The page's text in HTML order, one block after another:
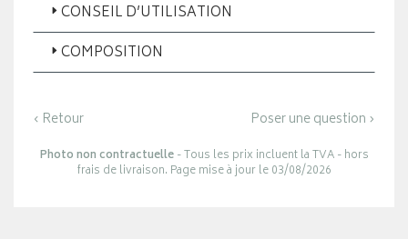
CONSEIL D’UTILISATION
COMPOSITION
‹ Retour Poser une question ›
Photo non contractuelle- Tous les prix incluent la TVA - hors
frais de livraison. Page mise à jour le 03/08/2026